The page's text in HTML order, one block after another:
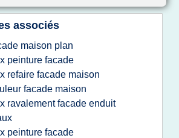
associés
maison plan
peinture facade
refaire facade maison
facade maison
ravalement facade enduit
peinture facade